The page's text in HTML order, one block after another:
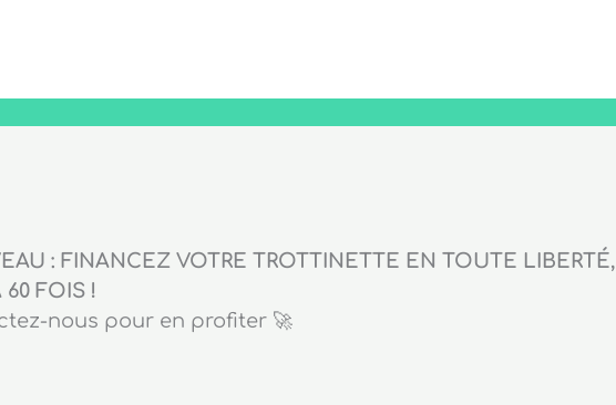
: FINANCEZ VOTRE TROTTINETTE EN TOUTE LIBERTÉ,
60 FOIS !
nous pour en profiter 🚀